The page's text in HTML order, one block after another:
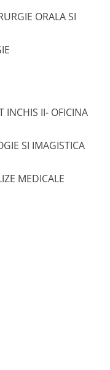
ORALA SI
INCHIS II- OFICINA
SI IMAGISTICA
MEDICALE